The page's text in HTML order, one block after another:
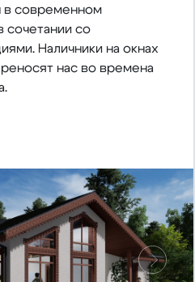
в современном
сочетании со
Наличники на окнах
нас во времена